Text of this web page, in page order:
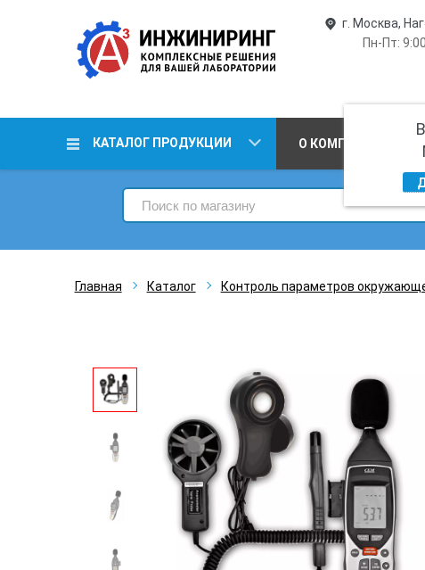
г. Москва,
Пн-Пт:
КАТАЛОГ ПРОДУКЦИИ О КОМПАНИИ
Главная Каталог Контроль параметров